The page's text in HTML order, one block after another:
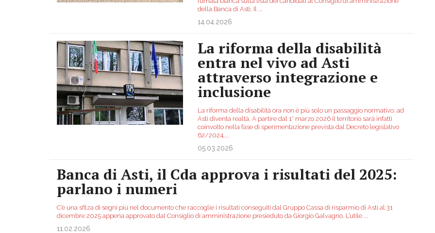
della Banca di Asti. Il
14.04.2026
La riforma della disabilità
entra nel vivo ad Asti
attraverso integrazione e
inclusione
La riforma della disabilità ora non è più solo un passaggio normativo: ad
Asti diventa realtà. A partire dal 1° marzo 2026 il territorio sarà infatti
coinvolto nella fase di sperimentazione prevista dal Decreto legislativo
62/2024,
05.03.2026
Banca di Asti, il Cda approva i risultati del 2025:
parlano i numeri
C’è una sfilza di segni più nel documento che raccoglie i risultati conseguiti dal Gruppo Cassa di risparmio di Asti al 31
dicembre 2025 appena approvato dal Consiglio di amministrazione presieduto da Giorgio Galvagno. L’utile
11.02.2026